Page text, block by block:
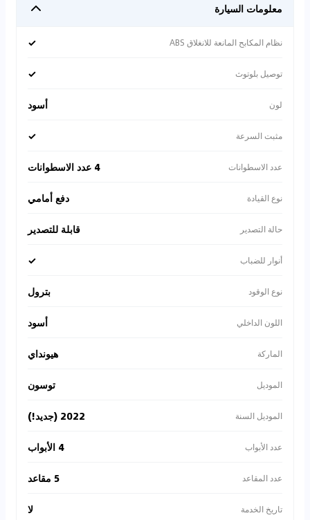
معلومات السيارة
نظام المكابح المانعة للانغلاق ABS ✓
توصيل بلوتوث ✓
لون أسود
مثبت السرعة ✓
عدد الاسطوانات 4 عدد الاسطوانات
نوع القيادة دفع أمامي
حالة التصدير قابلة للتصدير
أنوار للضباب ✓
نوع الوقود بترول
اللون الداخلي أسود
الماركة هيونداي
الموديل توسون
الموديل السنة 2022 (جديد!)
عدد الأبواب 4 الأبواب
عدد المقاعد 5 مقاعد
تاريخ الخدمة لا